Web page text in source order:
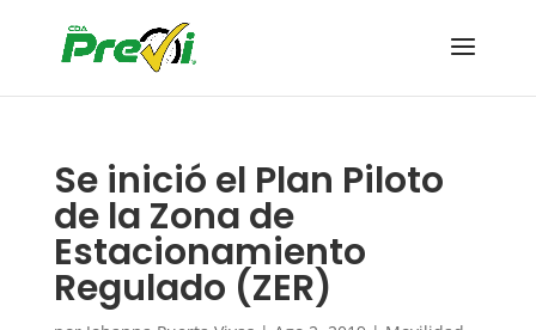
Se inició el Plan Piloto
de la Zona de
Estacionamiento
Regulado (ZER)